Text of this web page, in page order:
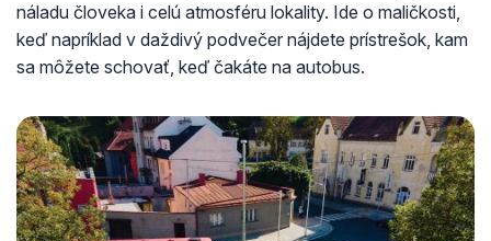
náladu človeka i celú atmosféru lokality. Ide o maličkosti,
keď napríklad v daždivý podvečer nájdete prístrešok, kam
sa môžete schovať, keď čakáte na autobus.